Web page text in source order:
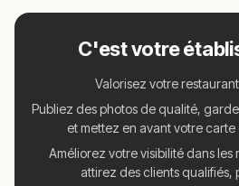
C'est votre
Valorisez votre
Publiez des photos de qualité,
et mettez en avant votre carte
Améliorez votre visibilité dans
attirez des clients qualifiés,